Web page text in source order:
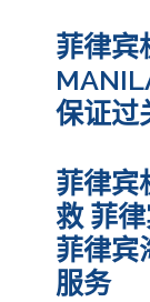
菲律宾
保证过
菲律宾
救 菲
菲律宾
服务